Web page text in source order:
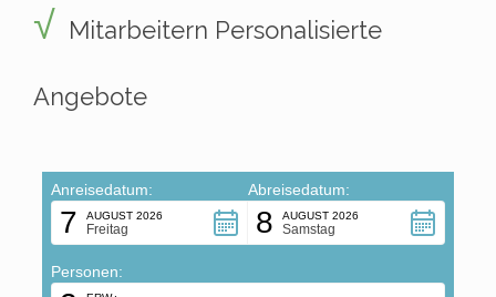
Mitarbeitern Personalisierte
Angebote